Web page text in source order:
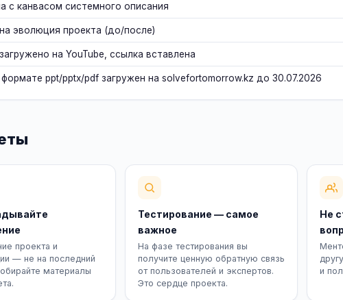
с канвасом системного описания
эволюция проекта (до/после)
на YouTube, ссылка вставлена
ppt/pptx/pdf загружен на solvefortomorrow.kz до 30.07.2026
проекта и
— не на последний
материалы
Тестирование — самое
важное
На фазе тестирования вы
получите ценную обратную связь
от пользователей и экспертов.
Это сердце проекта.
Не
и